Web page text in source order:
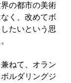
の都市の美術
く、改めてボ
たいという思
ねて、オラン
ルダリングジ